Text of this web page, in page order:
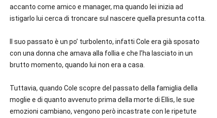
accanto come amico e manager, ma quando lei inizia ad
istigarlo lui cerca di troncare sul nascere quella presunta cotta.
Il suo passato è un po’ turbolento, infatti Cole era già sposato
con una donna che amava alla follia e che l’ha lasciato in un
brutto momento, quando lui non era a casa.
Tuttavia, quando Cole scopre del passato della famiglia della
moglie e di quanto avvenuto prima della morte di Ellis, le sue
emozioni cambiano, vengono però incastrate con le ripetute